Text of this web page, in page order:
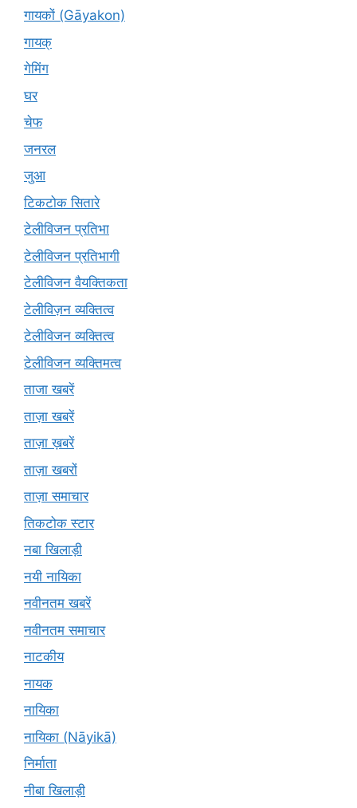
गायकों (Gāyakon)
गायक्
गेमिंग
घर
चेफ
जनरल
जुआ
टिकटोक सितारे
टेलीविजन प्रतिभा
टेलीविजन प्रतिभागी
टेलीविजन वैयक्तिकता
टेलीविज़न व्यक्तित्व
टेलीविजन व्यक्तित्व
टेलीविजन व्यक्तिमत्व
ताजा खबरें
ताज़ा खबरें
ताज़ा ख़बरें
ताज़ा खबरों
ताज़ा समाचार
तिकटोक स्टार
नबा खिलाड़ी
नयी नायिका
नवीनतम खबरें
नवीनतम समाचार
नाटकीय
नायक
नायिका
नायिका (Nāyikā)
निर्माता
नीबा खिलाड़ी